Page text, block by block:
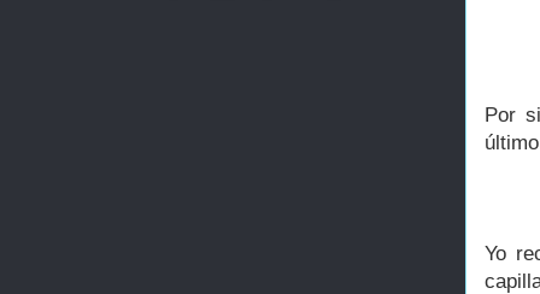
Por
Yo